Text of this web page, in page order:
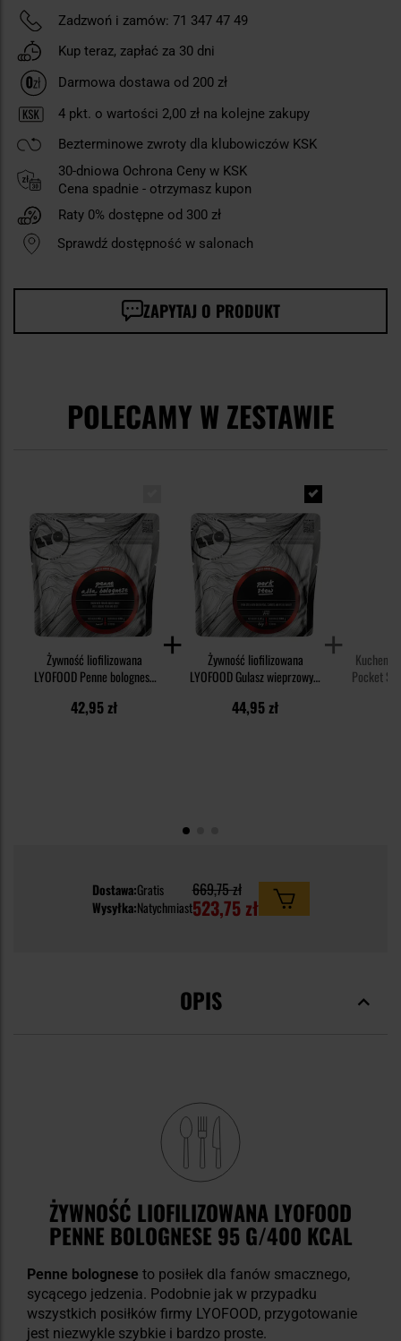
Zadzwoń i zamów: 71 347 47 49
Kup teraz, zapłać za 30 dni
Darmowa dostawa od 200 zł
4 pkt. o wartości 2,00 zł na kolejne zakupy
Bezterminowe zwroty dla klubowiczów KSK
30-dniowa Ochrona Ceny w KSK
Cena spadnie - otrzymasz kupon
Raty 0% dostępne od 300 zł
Sprawdź dostępność w salonach
ZAPYTAJ O PRODUKT
POLECAMY W ZESTAWIE
Żywność liofilizowana
LYOFOOD Penne bolognese
42,95 zł
Żywność liofilizowana
LYOFOOD Gulasz wieprzowy z
44,95 zł
Pocket
Dostawa:Gratis
Wysyłka:Natychmiast
669,75 zł
523,75 zł
OPIS
ŻYWNOŚĆ LIOFILIZOWANA LYOFOOD
PENNE BOLOGNESE 95 G/400 KCAL
Penne bolognese to posiłek dla fanów smacznego,
sycącego jedzenia. Podobnie jak w przypadku
wszystkich posiłków firmy LYOFOOD, przygotowanie
jest niezwykle szybkie i bardzo proste.